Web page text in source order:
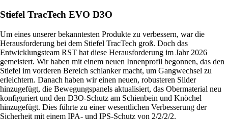
Stiefel TracTech EVO D3O
Um eines unserer bekanntesten Produkte zu verbessern, war die
Herausforderung bei dem Stiefel TracTech groß. Doch das
Entwicklungsteam RST hat diese Herausforderung im Jahr 2026
gemeistert. Wir haben mit einem neuen Innenprofil begonnen, das den
Stiefel im vorderen Bereich schlanker macht, um Gangwechsel zu
erleichtern. Danach haben wir einen neuen, robusteren Slider
hinzugefügt, die Bewegungspanels aktualisiert, das Obermaterial neu
konfiguriert und den D3O-Schutz am Schienbein und Knöchel
hinzugefügt. Dies führte zu einer wesentlichen Verbesserung der
Sicherheit mit einem IPA- und IPS-Schutz von 2/2/2/2.